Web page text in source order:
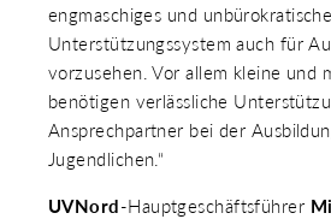
engmaschiges und
Unterstützungssystem auch für
vorzusehen. Vor allem kleine und
benötigen verlässliche
Ansprechpartner bei der
Jugendlichen.“
UVNord-Hauptgeschäftsführer